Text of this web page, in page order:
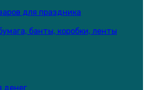
для праздника
банты, коробки, ленты
денег